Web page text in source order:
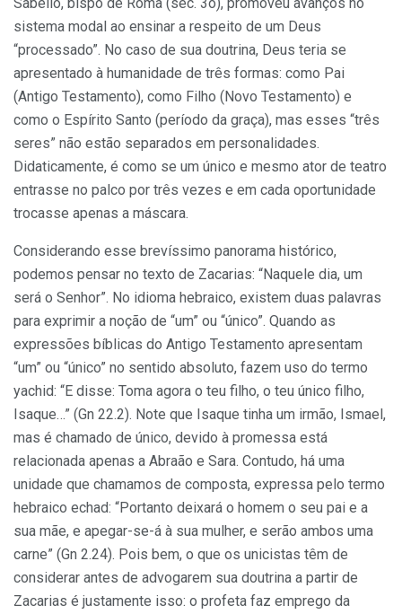
sistema modal ao ensinar a respeito de um Deus
“processado”. No caso de sua doutrina, Deus teria se
apresentado à humanidade de três formas: como Pai
(Antigo Testamento), como Filho (Novo Testamento) e
como o Espírito Santo (período da graça), mas esses “três
seres” não estão separados em personalidades.
Didaticamente, é como se um único e mesmo ator de teatro
entrasse no palco por três vezes e em cada oportunidade
trocasse apenas a máscara.
Considerando esse brevíssimo panorama histórico,
podemos pensar no texto de Zacarias: “Naquele dia, um
será o Senhor”. No idioma hebraico, existem duas palavras
para exprimir a noção de “um” ou “único”. Quando as
expressões bíblicas do Antigo Testamento apresentam
“um” ou “único” no sentido absoluto, fazem uso do termo
yachid: “E disse: Toma agora o teu filho, o teu único filho,
Isaque…” (Gn 22.2). Note que Isaque tinha um irmão, Ismael,
mas é chamado de único, devido à promessa está
relacionada apenas a Abraão e Sara. Contudo, há uma
unidade que chamamos de composta, expressa pelo termo
hebraico echad: “Portanto deixará o homem o seu pai e a
sua mãe, e apegar-se-á à sua mulher, e serão ambos uma
carne” (Gn 2.24). Pois bem, o que os unicistas têm de
considerar antes de advogarem sua doutrina a partir de
Zacarias é justamente isso: o profeta faz emprego da